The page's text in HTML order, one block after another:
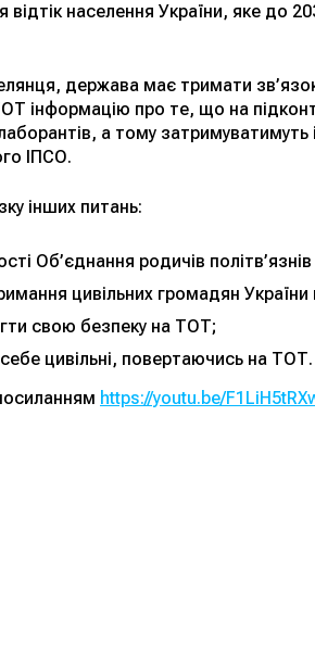
відтік населення України, яке
держава має тримати
інформацію про те, що на
а тому
ІПСО.
інших питань:
Об’єднання родичів
цивільних громадян
свою безпеку на ТОТ;
цивільні, повертаючись на ТОТ.
https://youtu.be/